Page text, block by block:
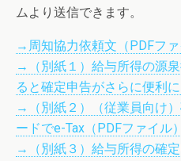
ムより送信できます。
→周知協力依頼文（PDFファ
→（別紙１）給与所得の源
ると確定申告がさらに便利に
→（別紙２）（従業員向け
ードでe-Tax（PDFファイル）
→（別紙３）給与所得の確